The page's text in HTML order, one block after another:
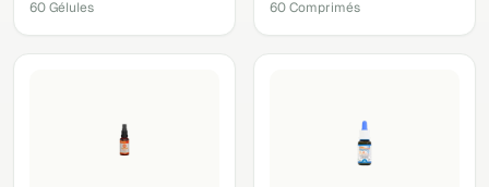
60 Gélules 60 Comprimés